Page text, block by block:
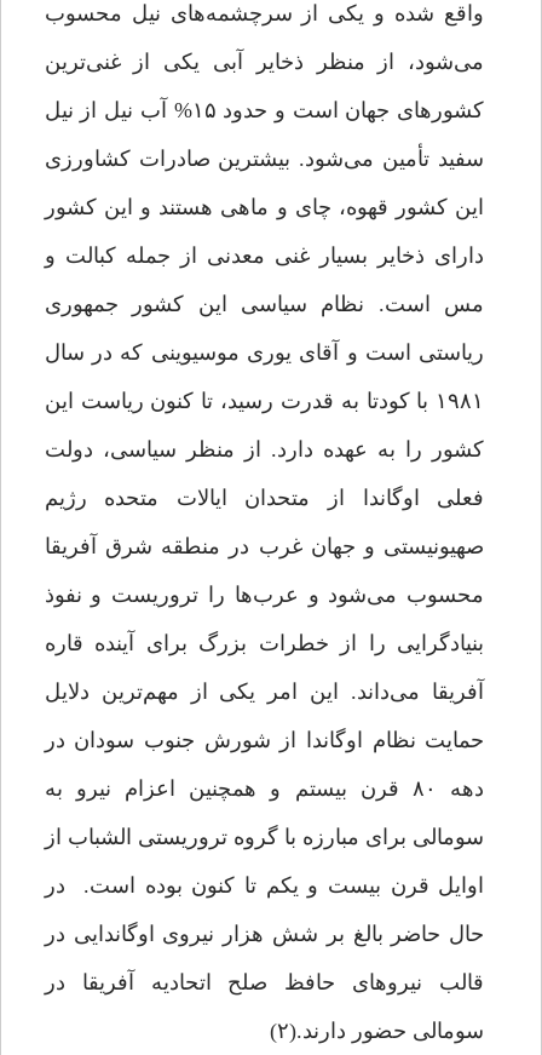
واقع شده و یکی از سرچشمه‌های نیل محسوب
می‌شود، از منظر ذخایر آبی یکی از غنی‌ترین
کشورهای جهان است و حدود ۱۵% آب نیل از نیل
سفید تأمین می‌شود. بیشترین صادرات کشاورزی
این کشور قهوه، چای و ماهی هستند و این کشور
دارای ذخایر بسیار غنی معدنی از جمله کبالت و
مس است. نظام سیاسی این کشور جمهوری
ریاستی است و آقای یوری موسیوینی که در سال
۱۹۸۱ با کودتا به قدرت رسید، تا کنون ریاست این
کشور را به عهده دارد. از منظر سیاسی، دولت
فعلی اوگاندا از متحدان ایالات متحده رژیم
صهیونیستی و جهان غرب در منطقه شرق آفریقا
محسوب می‌شود و عرب‌ها را تروریست و نفوذ
بنیادگرایی را از خطرات بزرگ برای آینده قاره
آفریقا می‌داند. این امر یکی از مهم‌ترین دلایل
حمایت نظام اوگاندا از شورش جنوب سودان در
دهه ۸۰ قرن بیستم و همچنین اعزام نیرو به
سومالی برای مبارزه با گروه تروریستی الشباب از
اوایل قرن بیست و یکم تا کنون بوده است. در
حال حاضر بالغ بر شش هزار نیروی اوگاندایی در
قالب نیروهای حافظ صلح اتحادیه آفریقا در
سومالی حضور دارند.(۲)